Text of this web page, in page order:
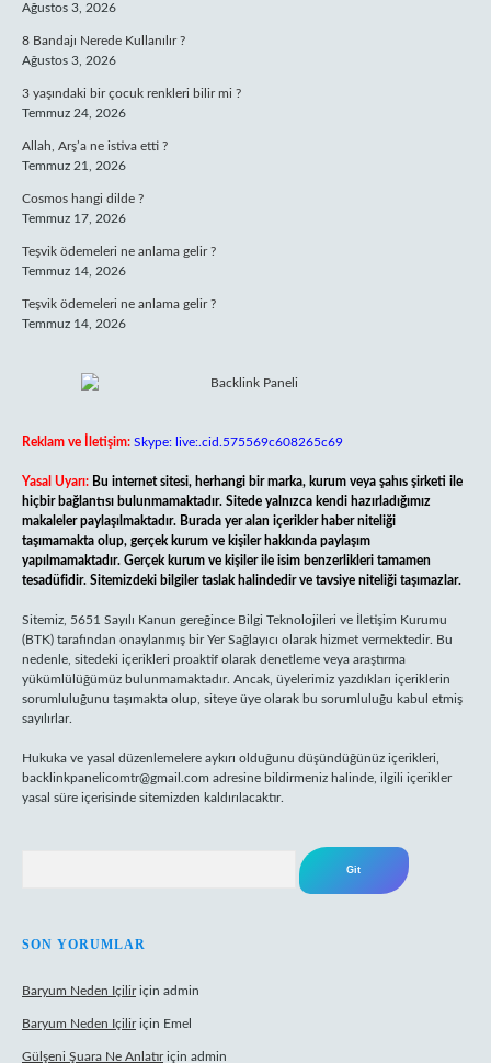
Ağustos 3, 2026
8 Bandajı Nerede Kullanılır ?
Ağustos 3, 2026
3 yaşındaki bir çocuk renkleri bilir mi ?
Temmuz 24, 2026
Allah, Arş’a ne istiva etti ?
Temmuz 21, 2026
Cosmos hangi dilde ?
Temmuz 17, 2026
Teşvik ödemeleri ne anlama gelir ?
Temmuz 14, 2026
Teşvik ödemeleri ne anlama gelir ?
Temmuz 14, 2026
Reklam ve İletişim: Skype: live:.cid.575569c608265c69
Yasal Uyarı: Bu internet sitesi, herhangi bir marka, kurum veya şahıs şirketi ile
hiçbir bağlantısı bulunmamaktadır. Sitede yalnızca kendi hazırladığımız
makaleler paylaşılmaktadır. Burada yer alan içerikler haber niteliği
taşımamakta olup, gerçek kurum ve kişiler hakkında paylaşım
yapılmamaktadır. Gerçek kurum ve kişiler ile isim benzerlikleri tamamen
tesadüfidir. Sitemizdeki bilgiler taslak halindedir ve tavsiye niteliği taşımazlar.
Sitemiz, 5651 Sayılı Kanun gereğince Bilgi Teknolojileri ve İletişim Kurumu
(BTK) tarafından onaylanmış bir Yer Sağlayıcı olarak hizmet vermektedir. Bu
nedenle, sitedeki içerikleri proaktif olarak denetleme veya araştırma
yükümlülüğümüz bulunmamaktadır. Ancak, üyelerimiz yazdıkları içeriklerin
sorumluluğunu taşımakta olup, siteye üye olarak bu sorumluluğu kabul etmiş
sayılırlar.
Hukuka ve yasal düzenlemelere aykırı olduğunu düşündüğünüz içerikleri,
backlinkpanelicomtr@gmail.com adresine bildirmeniz halinde, ilgili içerikler
yasal süre içerisinde sitemizden kaldırılacaktır.
SON YORUMLAR
Baryum Neden Içiliriçin admin
Baryum Neden Içiliriçin Emel
Gülşeni Şuara Ne Anlatıriçin admin